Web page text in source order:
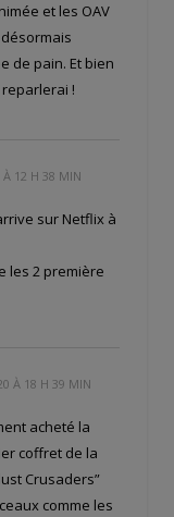
et les OAV
de pain. Et bien
!
À 12 H 38 MIN
sur Netflix à
les 2 première
À 18 H 39 MIN
acheté la
coffret de la
Crusaders”
comme les